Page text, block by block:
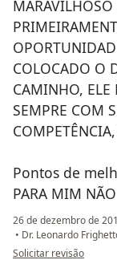
COLOCADO O
CAMINHO, ELE
SEMPRE COM
Pontos de
PARA MIM
26 de dezembro de
• Dr. Leonardo
na opinião do utilizador
Solicitar revisão